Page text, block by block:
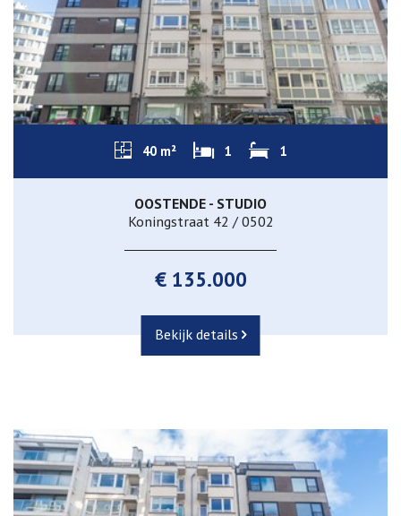
40 m² 1 1
OOSTENDE - STUDIO
Koningstraat 42 / 0502
€ 135.000
Bekijk details